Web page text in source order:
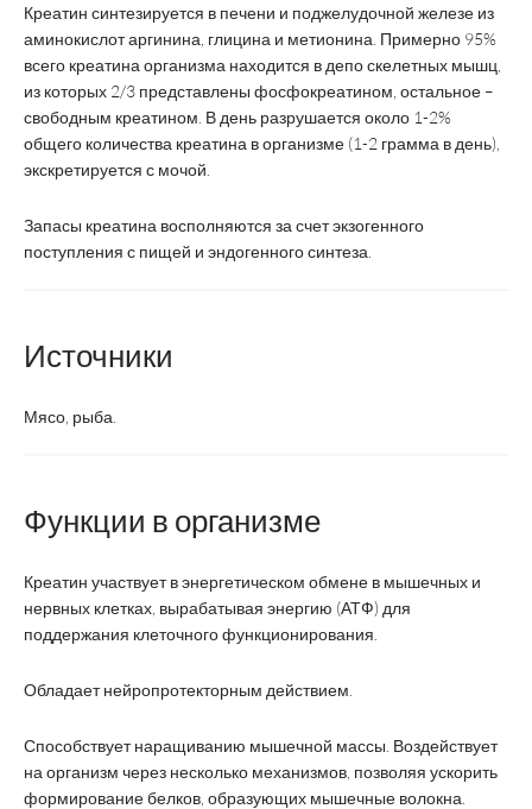
Креатин синтезируется в печени и поджелудочной железе из
аминокислот аргинина, глицина и метионина. Примерно 95%
всего креатина организма находится в депо скелетных мышц,
из которых 2/3 представлены фосфокреатином, остальное –
свободным креатином. В день разрушается около 1-2%
общего количества креатина в организме (1-2 грамма в день),
экскретируется с мочой.
Запасы креатина восполняются за счет экзогенного
поступления с пищей и эндогенного синтеза.
Источники
Мясо, рыба.
Функции в организме
Креатин участвует в энергетическом обмене в мышечных и
нервных клетках, вырабатывая энергию (АТФ) для
поддержания клеточного функционирования.
Обладает нейропротекторным действием.
Способствует наращиванию мышечной массы. Воздействует
на организм через несколько механизмов, позволяя ускорить
формирование белков, образующих мышечные волокна.